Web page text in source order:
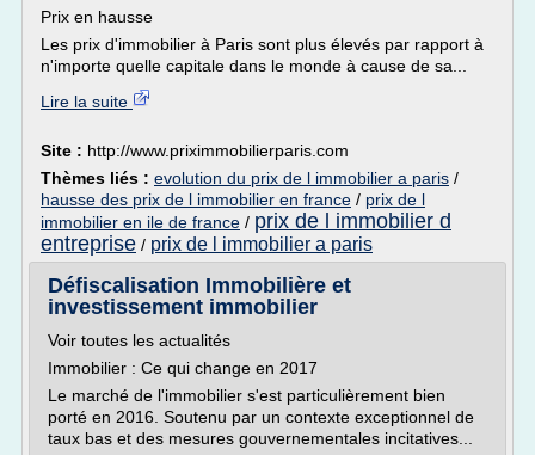
Prix en hausse
Les prix d'immobilier à Paris sont plus élevés par rapport à
n'importe quelle capitale dans le monde à cause de sa...
Lire la suite
Site : http://www.priximmobilierparis.com
Thèmes liés : evolution du prix de l immobilier a paris /
hausse des prix de l immobilier en france / prix de l
immobilier en ile de france / prix de l immobilier d
entreprise / prix de l immobilier a paris
Défiscalisation Immobilière et
investissement immobilier
Voir toutes les actualités
Immobilier : Ce qui change en 2017
Le marché de l'immobilier s'est particulièrement bien
porté en 2016. Soutenu par un contexte exceptionnel de
taux bas et des mesures gouvernementales incitatives...